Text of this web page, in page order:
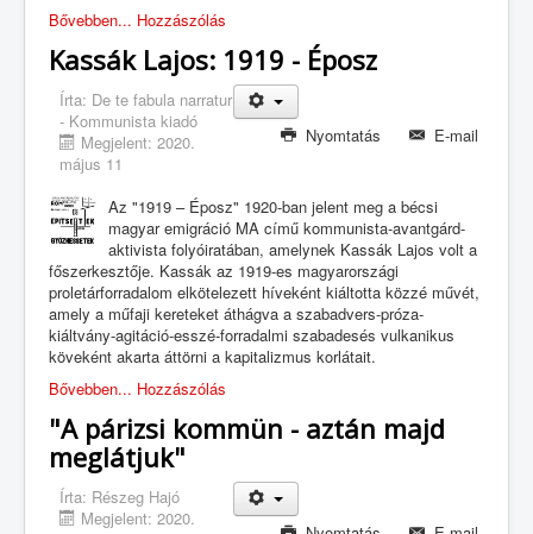
Bővebben... Hozzászólás
Kassák Lajos: 1919 - Éposz
Nyomtatás E-mail
Írta: De te fabula narratur
- Kommunista kiadó
Megjelent: 2020.
május 11
Az "1919 – Éposz" 1920-ban jelent meg a bécsi
magyar emigráció MA című kommunista-avantgárd-
aktivista folyóiratában, amelynek Kassák Lajos volt a
főszerkesztője. Kassák az 1919-es magyarországi
proletárforradalom elkötelezett híveként kiáltotta közzé művét,
amely a műfaji kereteket áthágva a szabadvers-próza-
kiáltvány-agitáció-esszé-forradalmi szabadesés vulkanikus
köveként akarta áttörni a kapitalizmus korlátait.
Bővebben... Hozzászólás
"A párizsi kommün - aztán majd
meglátjuk"
Írta: Részeg Hajó
Megjelent: 2020.